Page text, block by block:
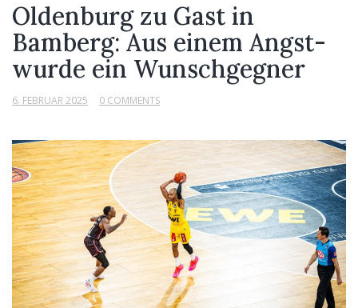
Oldenburg zu Gast in
Bamberg: Aus einem Angst-
wurde ein Wunschgegner
6. FEBRUAR 2025 0 COMMENTS